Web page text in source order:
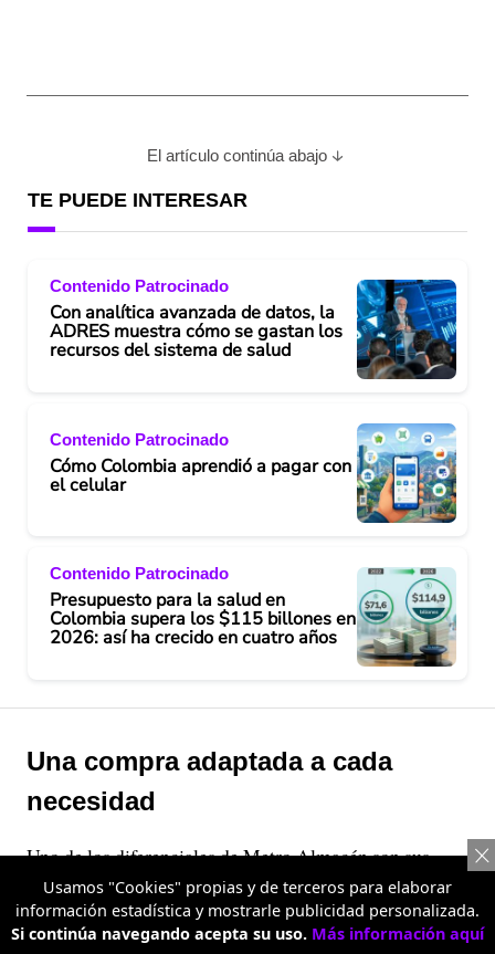
El artículo continúa abajo
TE PUEDE INTERESAR
Contenido Patrocinado
Con analítica avanzada de datos, la
ADRES muestra cómo se gastan los
recursos del sistema de salud
Contenido Patrocinado
Cómo Colombia aprendió a pagar con
el celular
Contenido Patrocinado
Presupuesto para la salud en
Colombia supera los $115 billones en
2026: así ha crecido en cuatro años
Una compra adaptada a cada
necesidad
Uno de los diferenciales de Metro Almacén son sus
precios escalonados, una alternativa que permite
acceder a mejores precios cuando se compran más
unidades de un mismo producto, sin dejar de ofrecer
Usamos "Cookies" propias y de terceros para elaborar
información estadística y mostrarle publicidad personalizada.
Si continúa navegando acepta su uso. Más información aquí